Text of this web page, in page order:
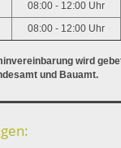
08:00 - 12:00 Uhr
08:00 - 12:00 Uhr
wird
und Bauamt.